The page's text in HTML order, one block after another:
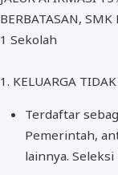
BERBATASAN,
1 Sekolah
1. KELUARGA
Terdaftar
Pemerintah,
lainnya.